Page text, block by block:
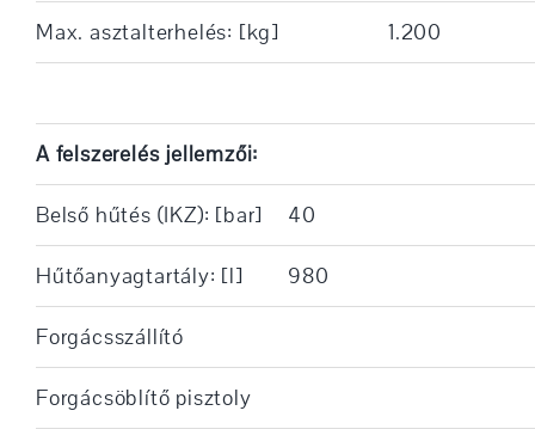
Max. asztalterhelés: [kg] 1.200
A felszerelés jellemzői:
Belső hűtés (IKZ): [bar] 40
Hűtőanyagtartály: [l] 980
Forgácsszállító
Forgácsöblítő pisztoly